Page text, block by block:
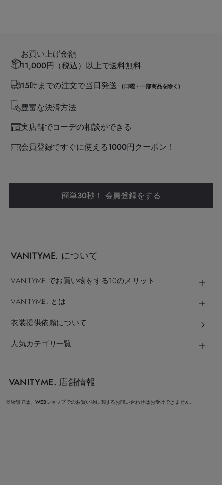
お買い上げ金額
11,000円（税込）以上で送料無料
15時までの注文で当日発送
(日曜・一部商品を除く)
豊富な決済方法
実店舗でコーデの相談ができる
会員登録ですぐに使える1000円クーポン！
簡単30秒！ 会員登録をする
VANITYME. について
VANITYME.でお買い物をする10のメリット
VANITYME. とは
衣装提供依頼について
人気カテゴリ一覧
VANITYME. 店舗情報
※店舗では、WEBショップでのお買い物に関するお問い合わせはお受けできません。